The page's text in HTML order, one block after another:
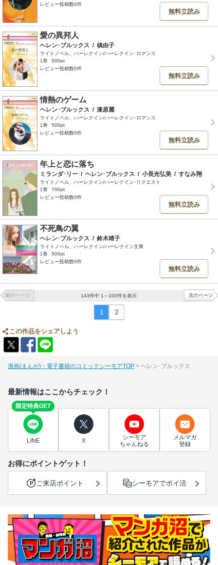
レビュー投稿数0件
無料立読み
愛の異邦人
ヘレン･ブルックス / 槙由子
ライトノベル、ハーレクイン/ハーレクイン･ロマンス
1巻
500pt
レビュー投稿数0件
無料立読み
情熱のゲーム
ヘレン･ブルックス / 漆原麗
ライトノベル、ハーレクイン/ハーレクイン･ロマンス
1巻
500pt
レビュー投稿数0件
無料立読み
年上と恋に落ち
ミランダ･リー / ヘレン･ブルックス / 小長光弘美 / すなみ翔
ライトノベル、ハーレクイン/ハーレクイン･リクエスト
1巻
700pt
レビュー投稿数0件
無料立読み
不死鳥の翼
ヘレン･ブルックス / 鈴木靖子
ライトノベル、ハーレクイン/ハーレクイン文庫
1巻
500pt
レビュー投稿数0件
無料立読み
前のページ 143件中 1～100件を表示 次のページ
1 2
この作品をシェアしよう
漫画(まんが)・電子書籍のコミックシーモアTOP ヘレン･ブルックス
最新情報はここからチェック！
限定特典GET
LINE X
シーモア
ちゃんねる
メルマガ
登録
お得にポイントゲット！
ご来店ポイント シーモアでポイ活